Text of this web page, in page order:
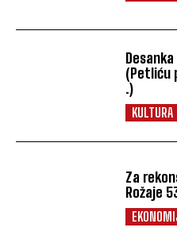
(Petliću
.)
KULTURA
Za
Rožaje